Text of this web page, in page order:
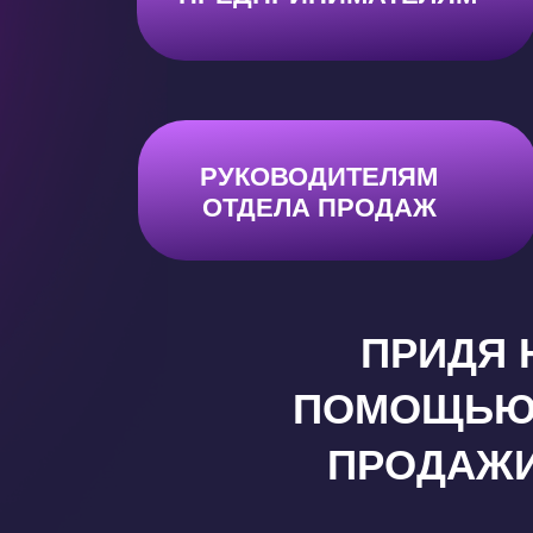
ЭКСПЕРТАМ
ПРИДЯ
ПОМОЩЬЮ
РУКОВОДИТЕЛЯМ
ОТДЕЛА ПРОДАЖ